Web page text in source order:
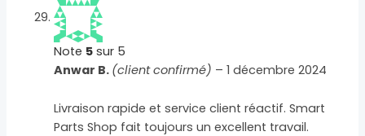
Note 5 sur 5
Anwar B. (client confirmé) – 1 décembre 2024
Livraison rapide et service client réactif. Smart
Parts Shop fait toujours un excellent travail.